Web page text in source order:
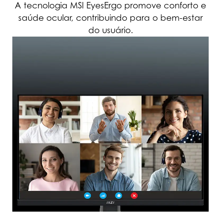
A tecnologia MSI EyesErgo promove conforto e
saúde ocular, contribuindo para o bem-estar
do usuário.